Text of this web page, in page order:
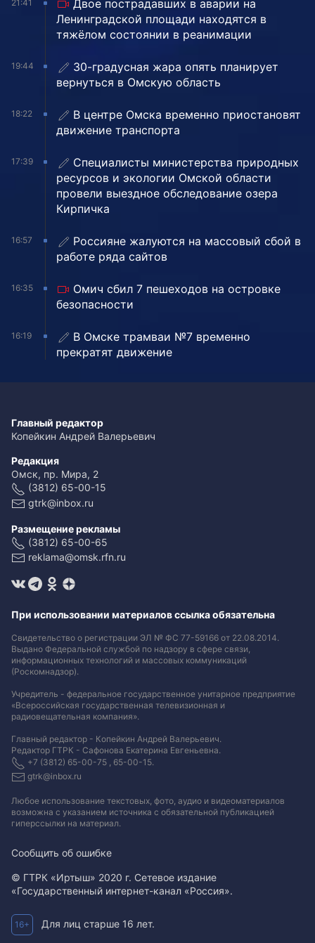
21:41
Двое пострадавших в аварии на
Ленинградской площади находятся в
тяжёлом состоянии в реанимации
19:44
30-градусная жара опять планирует
вернуться в Омскую область
18:22
В центре Омска временно приостановят
движение транспорта
17:39
Специалисты министерства природных
ресурсов и экологии Омской области
провели выездное обследование озера
Кирпичка
16:57
Россияне жалуются на массовый сбой в
работе ряда сайтов
16:35
Омич сбил 7 пешеходов на островке
безопасности
16:19
В Омске трамваи №7 временно
прекратят движение
Главный редактор
Копейкин Андрей Валерьевич
Редакция
Омск, пр. Мира, 2
(3812) 65-00-15
gtrk@inbox.ru
Размещение рекламы
(3812) 65-00-65
reklama@omsk.rfn.ru
При использовании материалов ссылка обязательна
Свидетельство о регистрации ЭЛ № ФС 77-59166 от 22.08.2014.
Выдано Федеральной службой по надзору в сфере связи,
информационных технологий и массовых коммуникаций
(Роскомнадзор).
Учредитель - федеральное государственное унитарное предприятие
«Всероссийская государственная телевизионная и
радиовещательная компания».
Главный редактор - Копейкин Андрей Валерьевич.
Редактор ГТРК - Сафонова Екатерина Евгеньевна.
+7 (3812) 65-00-75 , 65-00-15.
gtrk@inbox.ru
Любое использование текстовых, фото, аудио и видеоматериалов
возможна с указанием источника с обязательной публикацией
гиперссылки на материал.
Сообщить об ошибке
© ГТРК «Иртыш» 2020 г. Сетевое издание
«Государственный интернет-канал «Россия».
16+ Для лиц старше 16 лет.